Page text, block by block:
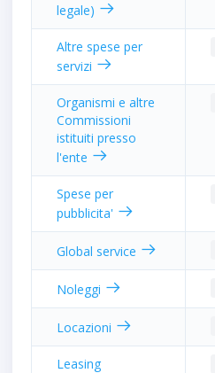
legale)
Altre spese per
servizi
Organismi e altre
Commissioni
istituiti presso
l'ente
Spese per
pubblicita'
Global service
Noleggi
Locazioni
Leasing